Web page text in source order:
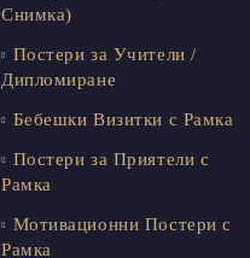
Снимка)
Постери за Учители /
Дипломиране
Бебешки Визитки с Рамка
Постери за Приятели с
Рамка
Мотивационни Постери с
Рамка